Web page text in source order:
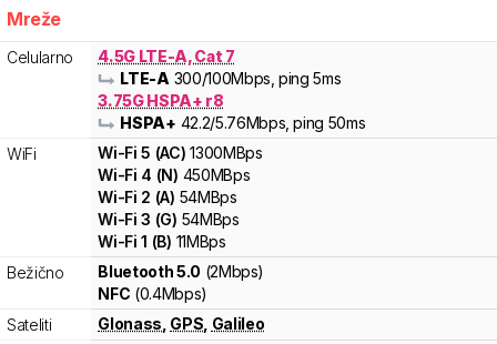
Mreže
Celularno
4.5G LTE-A, Cat 7
LTE-A 300/100Mbps , ping 5ms
3.75G HSPA+ r8
HSPA+ 42.2/5.76Mbps , ping 50ms
WiFi
Wi-Fi5 (AC) 1300MBps
Wi-Fi 4 (N) 450MBps
Wi-Fi 2 (A) 54MBps
Wi-Fi3 (G) 54MBps
Wi-Fi1 (B) 11MBps
Bežično
Bluetooth 5.0 (2Mbps)
NFC (0.4Mbps)
Sateliti
Glonass GPS Galileo